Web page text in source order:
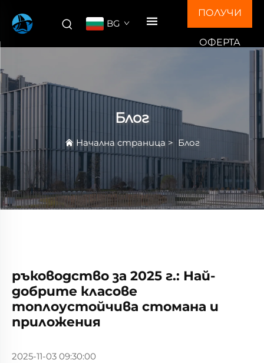
BG
ПОЛУЧИ
ОФЕРТА
Блог
Начална страница > Блог
ръководство за 2025 г.: Най-
добрите класове
топлоустойчива стомана и
приложения
2025-11-03 09:30:00